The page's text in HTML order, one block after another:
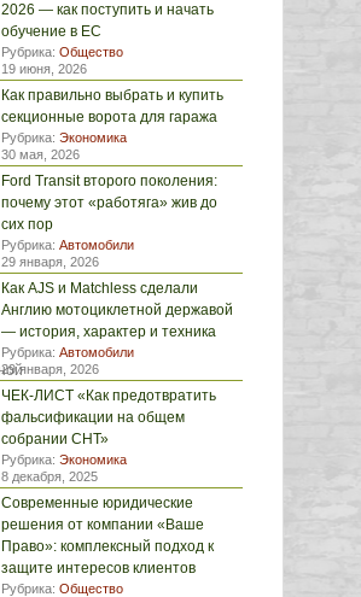
2026 — как поступить и начать
обучение в ЕС
Рубрика: Общество
19 июня, 2026
Как правильно выбрать и купить
секционные ворота для гаража
Рубрика: Экономика
30 мая, 2026
Ford Transit второго поколения:
почему этот «работяга» жив до
сих пор
Рубрика: Автомобили
29 января, 2026
Как AJS и Matchless сделали
Англию мотоциклетной державой
— история, характер и техника
Рубрика: Автомобили
29 января, 2026
ЧЕК-ЛИСТ «Как предотвратить
фальсификации на общем
собрании СНТ»
Рубрика: Экономика
8 декабря, 2025
Современные юридические
решения от компании «Ваше
Право»: комплексный подход к
защите интересов клиентов
Рубрика: Общество